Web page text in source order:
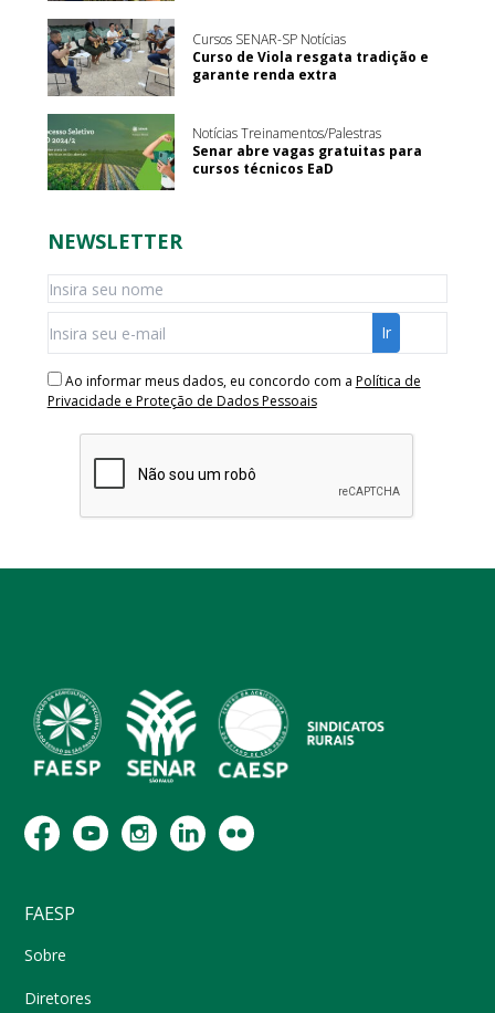
Cursos SENAR-SP Notícias
Curso de Viola resgata tradição e
garante renda extra
Notícias Treinamentos/Palestras
Senar abre vagas gratuitas para
cursos técnicos EaD
NEWSLETTER
Ao informar meus dados, eu concordo com a Política de
Privacidade e Proteção de Dados Pessoais
FAESP
Sobre
Diretores